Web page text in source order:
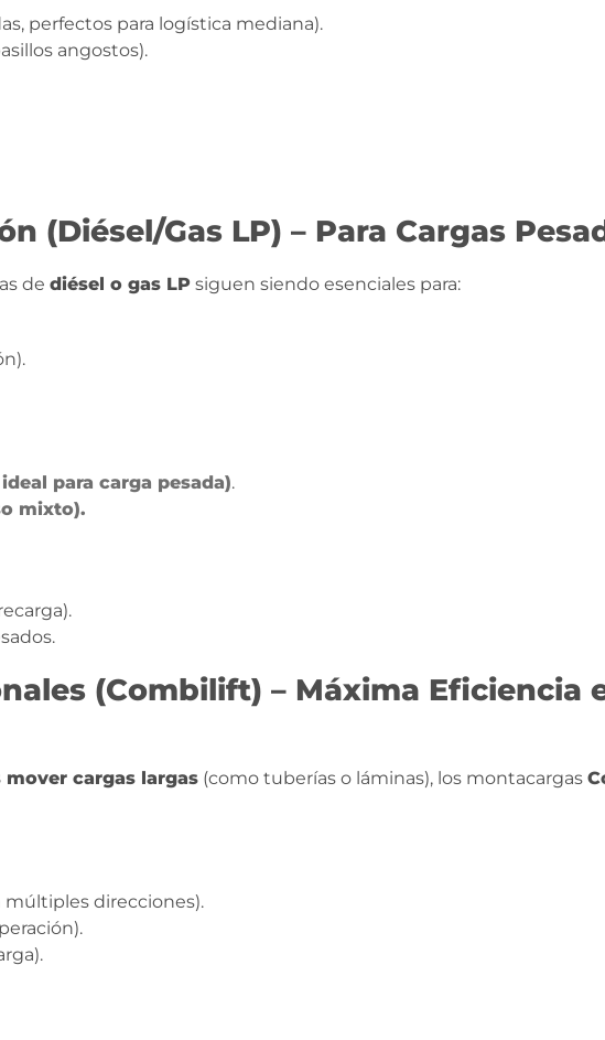
perfectos para logística mediana).
angostos).
(Diésel/Gas LP) – Para Cargas
de diésel o gas LP siguen siendo esenciales para:
para carga pesada).
mixto).
(Combilift) – Máxima Eficiencia
cargas largas (como tuberías o láminas), los montacargas
direcciones).